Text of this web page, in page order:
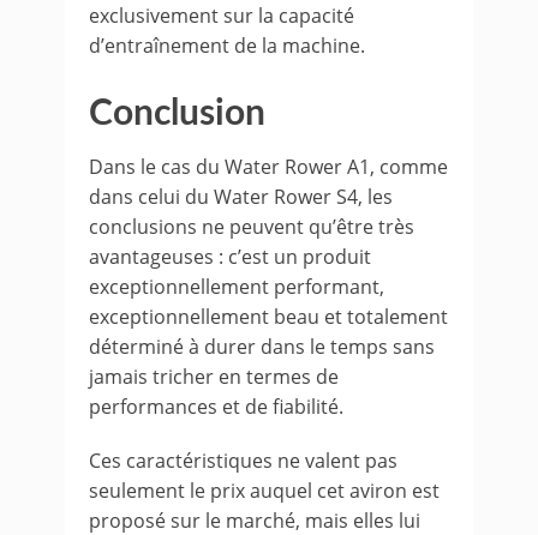
exclusivement sur la capacité
d’entraînement de la machine.
Conclusion
Dans le cas du Water Rower A1, comme
dans celui du Water Rower S4, les
conclusions ne peuvent qu’être très
avantageuses : c’est un produit
exceptionnellement performant,
exceptionnellement beau et totalement
déterminé à durer dans le temps sans
jamais tricher en termes de
performances et de fiabilité.
Ces caractéristiques ne valent pas
seulement le prix auquel cet aviron est
proposé sur le marché, mais elles lui